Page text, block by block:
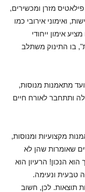
פילאטיס מזרן ומכשירים,
ואימוני אירובי כמו
אימון ייחודי
בו התינוק משתלב
מתאמנות מנוסות,
ותתחבר לאורח חיים
מקצועיות ומנוסות,
שאומרות שהן לא
הנכון! הרעיון הוא
טבעית ונעימה.
תוצאות. לכן, חשוב